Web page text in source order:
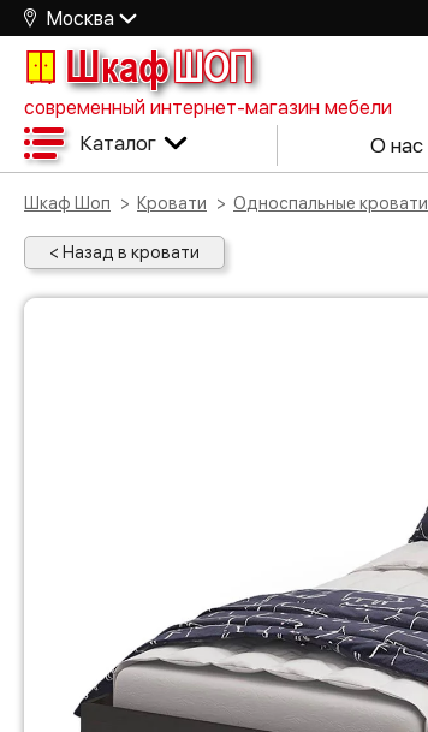
Москва
ШкафШОП
современный интернет-магазин мебели
Каталог О нас
Шкаф Шоп Кровати Односпальные кровати
< Назад в кровати